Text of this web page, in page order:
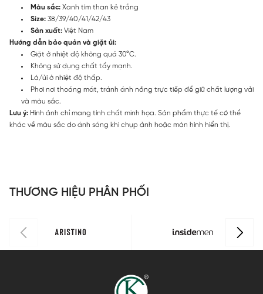
Màu sắc: Xanh tím than kẻ trắng
Size: 38/39/40/41/42/43
Sản xuất: Việt Nam
Hướng dẫn bảo quản và giặt ủi:
Giặt ở nhiệt độ không quá 30°C.
Không sử dụng chất tẩy mạnh.
Là/ủi ở nhiệt độ thấp.
Phơi nơi thoáng mát, tránh ánh nắng trực tiếp để giữ chất lượng vải
và màu sắc.
Lưu ý: Hình ảnh chỉ mang tính chất minh họa. Sản phẩm thực tế có thể
khác về màu sắc do ánh sáng khi chụp ảnh hoặc màn hình hiển thị.
THƯƠNG HIỆU PHÂN PHỐI